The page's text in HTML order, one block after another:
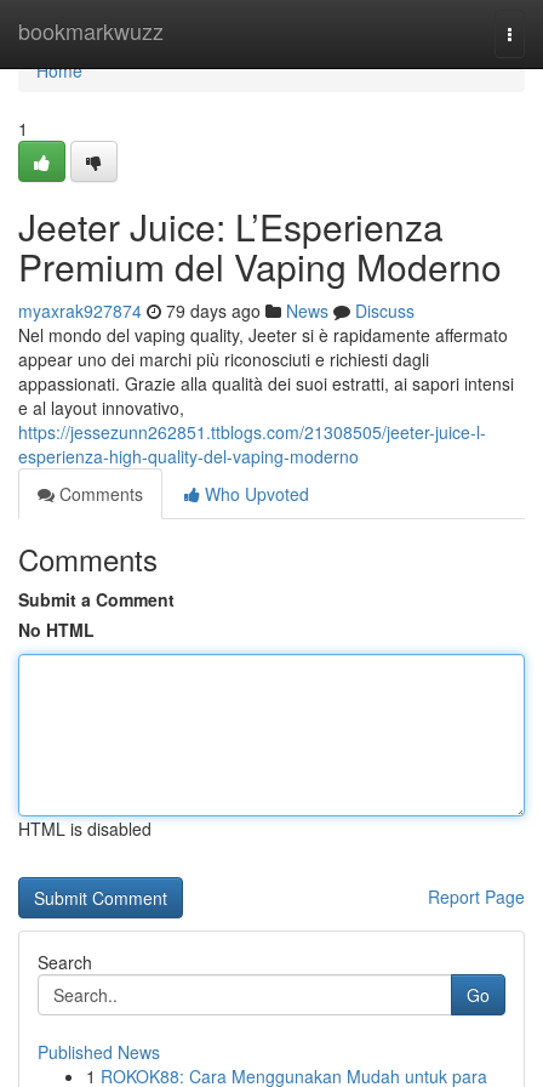
bookmarkwuzz
Home
Home
1
Jeeter Juice: L’Esperienza
Premium del Vaping Moderno
myaxrak927874 79 days ago News
Discuss
Nel mondo del vaping quality, Jeeter si è rapidamente affermato
appear uno dei marchi più riconosciuti e richiesti dagli
appassionati. Grazie alla qualità dei suoi estratti, ai sapori intensi
e al layout innovativo,
https://jessezunn262851.ttblogs.com/21308505/jeeter-juice-l-
esperienza-high-quality-del-vaping-moderno
Comments
Who Upvoted
Comments
Submit a Comment
No HTML
HTML is disabled
Report Page
Search
Go
Published News
1 ROKOK88: Cara Menggunakan Mudah untuk para